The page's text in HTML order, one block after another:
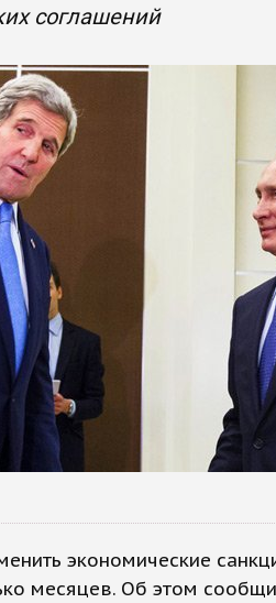
соглашений
экономические
месяцев. Об этом